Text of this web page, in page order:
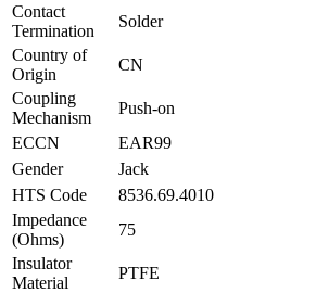
Contact
Termination
Solder
Country of
Origin
CN
Coupling
Mechanism
Push-on
ECCN
EAR99
Gender
Jack
HTS Code
8536.69.4010
Impedance
(Ohms)
75
Insulator
Material
PTFE